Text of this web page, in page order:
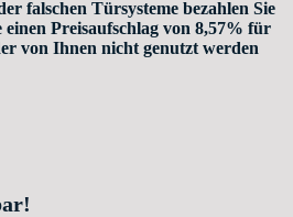
falschen Türsysteme bezahlen Sie
einen Preisaufschlag von 8,57% für
von Ihnen nicht genutzt werden